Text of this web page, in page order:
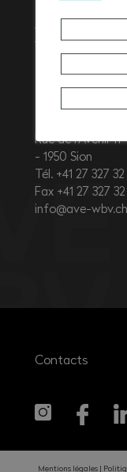
Rue de l’Avenir 11
1950 Sion
Tél. +41 27 327 32
Fax +41 27 327
info@ave-wbv.ch
Contacts
Mentions légales